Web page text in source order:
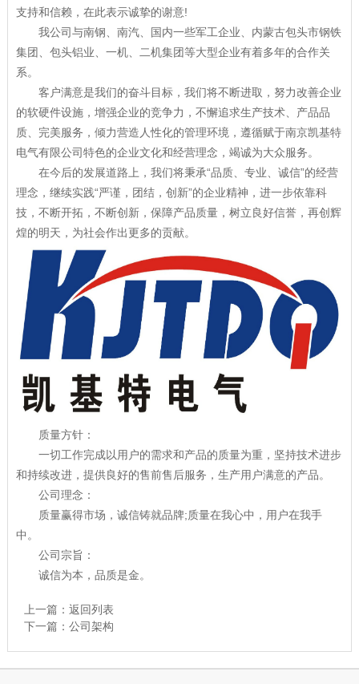
支持和信赖，在此表示诚挚的谢意!
我公司与南钢、南汽、国内一些军工企业、内蒙古包头市钢铁
集团、包头铝业、一机、二机集团等大型企业有着多年的合作关
系。
客户满意是我们的奋斗目标，我们将不断进取，努力改善企业
的软硬件设施，增强企业的竞争力，不懈追求生产技术、产品品
质、完美服务，倾力营造人性化的管理环境，遵循赋于南京凯基特
电气有限公司特色的企业文化和经营理念，竭诚为大众服务。
在今后的发展道路上，我们将秉承“品质、专业、诚信”的经营
理念，继续实践“严谨，团结，创新”的企业精神，进一步依靠科
技，不断开拓，不断创新，保障产品质量，树立良好信誉，再创辉
煌的明天，为社会作出更多的贡献。
质量方针：
一切工作完成以用户的需求和产品的质量为重，坚持技术进步
和持续改进，提供良好的售前售后服务，生产用户满意的产品。
公司理念：
质量赢得市场，诚信铸就品牌;质量在我心中，用户在我手
中。
公司宗旨：
诚信为本，品质是金。
上一篇： 返回列表
下一篇： 公司架构